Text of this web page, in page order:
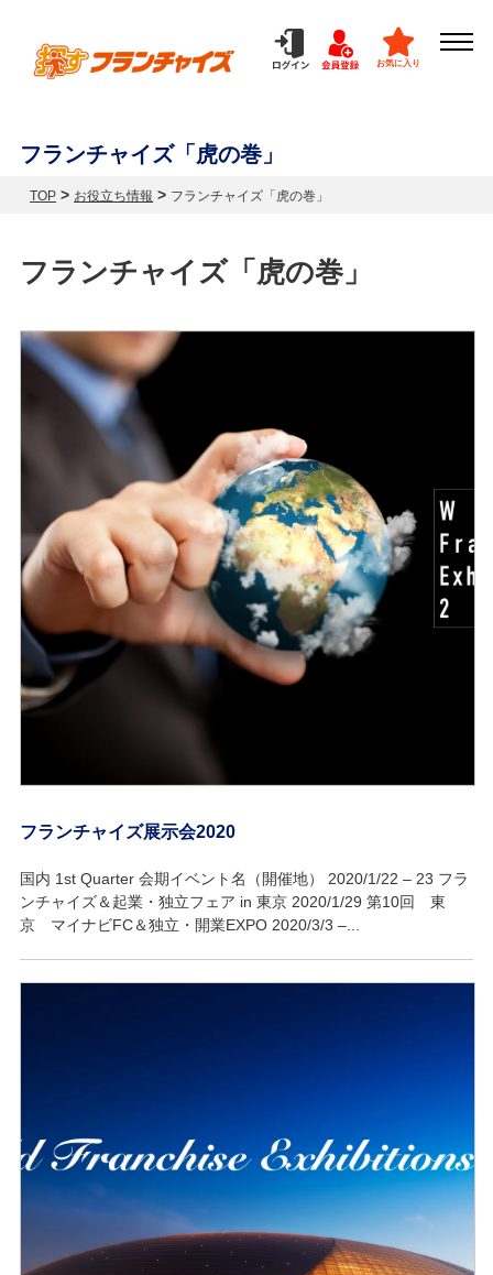
お気に入り
フランチャイズ「虎の巻」
TOP > お役立ち情報 > フランチャイズ「虎の巻」
フランチャイズ「虎の巻」
フランチャイズ展示会2020
国内 1st Quarter 会期イベント名（開催地） 2020/1/22 – 23 フラ
ンチャイズ＆起業・独立フェア in 東京 2020/1/29 第10回 東
京 マイナビFC＆独立・開業EXPO 2020/3/3 –...